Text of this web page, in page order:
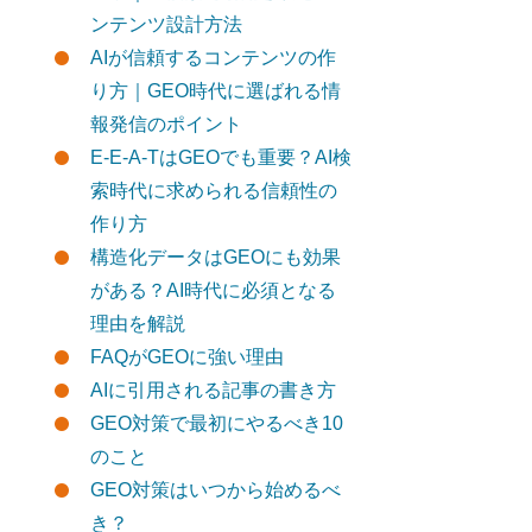
ンテンツ設計方法
AIが信頼するコンテンツの作
り方｜GEO時代に選ばれる情
報発信のポイント
E-E-A-TはGEOでも重要？AI検
索時代に求められる信頼性の
作り方
構造化データはGEOにも効果
がある？AI時代に必須となる
理由を解説
FAQがGEOに強い理由
AIに引用される記事の書き方
GEO対策で最初にやるべき10
のこと
GEO対策はいつから始めるべ
き？